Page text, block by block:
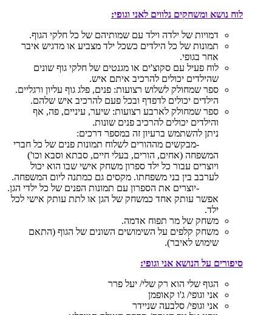
לוח נושא ומשחקים נלווים לאני וגופי:
דמויות של ילדה וילד עם שמותיהם של כל חלקי הגוף.
תמונות של כל הילדים כשכל ילד מצביע או מדגיש איבר
אחר בגופי.
לוח פעיל עם סקוצ'ים או מגנטים של חלקי גוף שונים
שהילדים יכולים להרכיב איתם איש.
ספר שמחולק לשלוש רצועות: פנים, פלג גוף עליון ורגליים.
הילדים יכולים לדפדף ובכל פעם להרכיב איש שלהם.
ספר שמחולק לארבע רצועות: שיער, עיניים, פה, אף
והילדים יכולים להרכיב פנים שונות.
ניתן להשתמש ברעיון זה במספר דרכים:
-מבקשים מההורים לשלוח תמונות פנים של כל חברי
המשפחה (אחים, הורים, בעלי חיים, סבתא וסבא וכו')
ויוצרים עבור כל ילד ספרון משחק אישי שבו הוא יכול
לערבב בין בני משפחתו. מקסים גם כמתנה ליום המשפחה.
-יוצרים את הספרון עם תמונות הפנים של כל ילדי הגן.
אפשר עותק אחד כמשחק של הגן או לתת עותק אישי לכל
ילד.
משחק של מר תפוח אדמה.
משחק קלפים על השימושים השונים של הגוף (התאם
שימוש לאיבר).
סיפורים על הנושא אני וגופי:
הגוף שלי הוא רק שלי/ יעל פרר
אני וגופי/ ג'ו קאופמן
אני וגופי/ סלבעה שניידר